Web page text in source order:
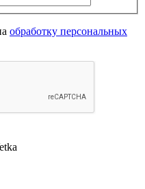
обработку персональных